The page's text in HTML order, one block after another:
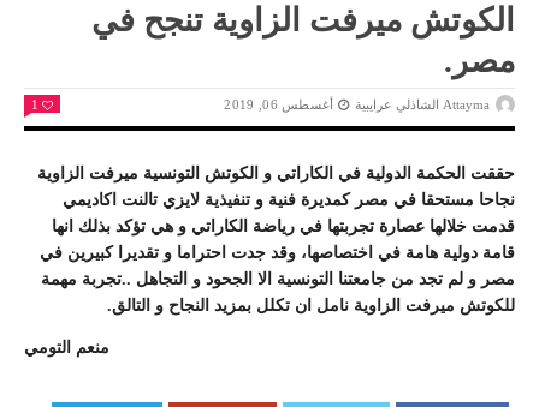
الكوتش ميرفت الزاوية تنجح في
مصر.
Attayma الشاذلي عرايبية أغسطس 06, 2019 1
حققت الحكمة الدولية في الكاراتي و الكوتش التونسية ميرفت الزاوية
نجاحا مستحقا في مصر كمديرة فنية و تنفيذية لايزي تالنت اكاديمي
قدمت خلالها عصارة تجربتها في رياضة الكاراتي و هي تؤكد بذلك انها
قامة دولية هامة في اختصاصها، وقد جدت احتراما و تقديرا كبيرين في
مصر و لم تجد من جامعتنا التونسية الا الجحود و التجاهل ..تجربة مهمة
للكوتش ميرفت الزاوية نامل ان تكلل بمزيد النجاح و التالق.
منعم التومي